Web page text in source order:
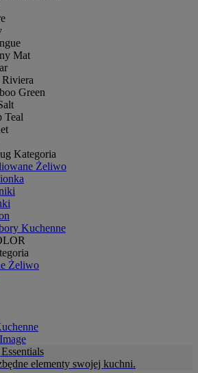
Mat
Green
Teal
Kategoria
Żeliwo
Kuchenne
Żeliwo
elementy swojej kuchni.